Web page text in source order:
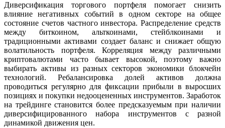
Диверсификация торгового портфеля помогает снизить
влияние негативных событий в одном секторе на общее
состояние счетов частного инвестора. Распределение средств
между биткоином, альткоинами, стейблкоинами и
традиционными активами создает баланс и снижает общую
волатильность портфеля. Корреляция между различными
криптовалютами часто бывает высокой, поэтому важно
выбирать активы из разных секторов экономики блокчейн
технологий. Ребалансировка долей активов должна
проводиться регулярно для фиксации прибыли в выросших
позициях и покупки недооцененных инструментов. Заработок
на трейдинге становится более предсказуемым при наличии
диверсифицированного набора инструментов с разной
динамикой движения цен.